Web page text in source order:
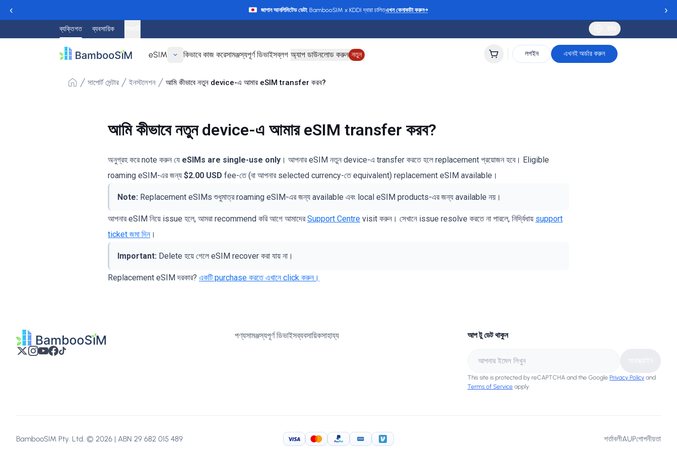
‹ জাপান আনলিমিটেড ডেটা, BambooSIM x KDDI দ্বারা চালিতএখন কেনাকাটা করুন→ ›
ব্যক্তিগত ব্যবসায়িক
eSIM কিভাবে কাজ করেসামঞ্জস্যপূর্ণ ডিভাইসব্লগ অ্যাপ ডাউনলোড করুন নতুন লগইন এখনই অর্ডার করুন
সাপোর্ট সেন্টার ইনস্টলেশন আমি কীভাবে নতুন device-এ আমার eSIM transfer করব?
আমি কীভাবে নতুন device-এ আমার eSIM transfer করব?
অনুগ্রহ করে note করুন যে eSIMs are single-use only । আপনার eSIM নতুন device-এ transfer করতে হলে replacement প্রয়োজন হবে। Eligible
roaming eSIM-এর জন্য $2.00 USD fee-তে (বা আপনার selected currency-তে equivalent) replacement eSIM available।
Note: Replacement eSIMs শুধুমাত্র roaming eSIM-এর জন্য available এবং local eSIM products-এর জন্য available নয়।
আপনার eSIM নিয়ে issue হলে, আমরা recommend করি আগে আমাদেরSupport Centre visit করুন। সেখানে issue resolve করতে না পারলে, নির্দ্বিধায় support
ticket জমা দিন।
Important: Delete হয়ে গেলে eSIM recover করা যায় না।
Replacement eSIM দরকার? একটি purchase করতে এখানে click করুন।
পণ্যসামঞ্জস্যপূর্ণ ডিভাইসব্যবসায়িকসাহায্য আপ টু ডেট থাকুন
This site is protected by reCAPTCHA and the Google Privacy Policy and
Terms of Service apply.
BambooSIM Pty. Ltd. © 2026 | ABN 29 682 015 489 Visa MasterCard
PayPalAmerican Express
Venmo শর্তাবলীAUPগোপনীয়তা